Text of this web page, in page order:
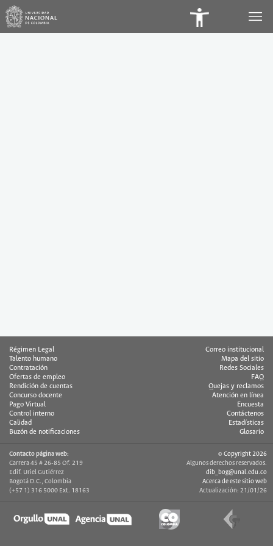
Régimen Legal
Talento humano
Contratación
Ofertas de empleo
Rendición de cuentas
Concurso docente
Pago Virtual
Control interno
Calidad
Buzón de notificaciones
Correo institucional
Mapa del sitio
Redes Sociales
FAQ
Quejas y reclamos
Atención en línea
Encuesta
Contáctenos
Estadísticas
Glosario
Contacto página web:
Carrera 45 # 26-85 Of. 219
Edif. Uriel Gutiérrez
Bogotá D.C., Colombia
(+57 1) 316 5000 Ext. 18163
© Copyright 2026
Algunos derechos reservados.
dib_bog@unal.edu.co
Acerca de este sitio web
Actualización: 21/01/26